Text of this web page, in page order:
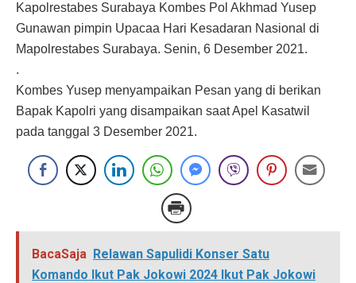
Kapolrestabes Surabaya Kombes Pol Akhmad Yusep
Gunawan pimpin Upacaa Hari Kesadaran Nasional di
Mapolrestabes Surabaya. Senin, 6 Desember 2021.
.
Kombes Yusep menyampaikan Pesan yang di berikan
Bapak Kapolri yang disampaikan saat Apel Kasatwil
pada tanggal 3 Desember 2021.
BacaSaja Relawan Sapulidi Konser Satu
Komando Ikut Pak Jokowi 2024 Ikut Pak Jokowi